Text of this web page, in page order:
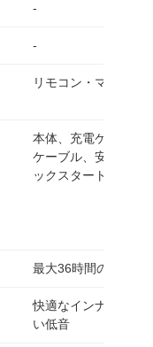
-
-
リモコン・マイク対
本体、充電ケース、
ケーブル、安全マニ
ックスタートガイド
最大36時間の長時間
快適なインナーイヤ
い低音